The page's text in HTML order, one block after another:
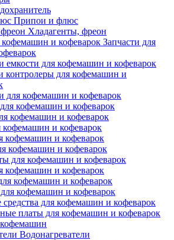
Припои и флюс
Хладагенты, фреон
Запчасти для
емкости для кофемашин и кофеварок
контролеры для кофемашин и
для кофемашин и кофеварок
кофемашин и кофеварок
кофемашин и кофеварок
и кофеварок
кофемашин и кофеварок
кофемашин и кофеварок
для кофемашин и кофеварок
и кофеварок
кофемашин и кофеварок
кофемашин и кофеварок
для кофемашин и кофеварок
платы для кофемашин и кофеварок
Водонагреватели